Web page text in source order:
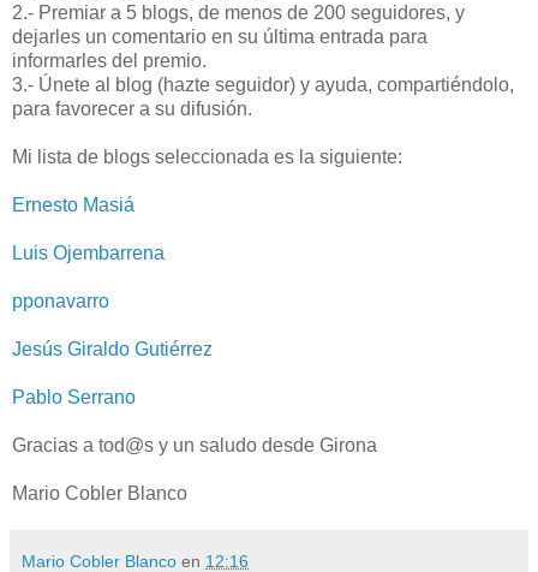
2.- Premiar a 5 blogs, de menos de 200 seguidores, y
dejarles un comentario en su última entrada para
informarles del premio.
3.- Únete al blog (hazte seguidor) y ayuda, compartiéndolo,
para favorecer a su difusión.
Mi lista de blogs seleccionada es la siguiente:
Ernesto Masiá
Luis Ojembarrena
pponavarro
Jesús Giraldo Gutiérrez
Pablo Serrano
Gracias a tod@s y un saludo desde Girona
Mario Cobler Blanco
Mario Cobler Blanco en 12:16